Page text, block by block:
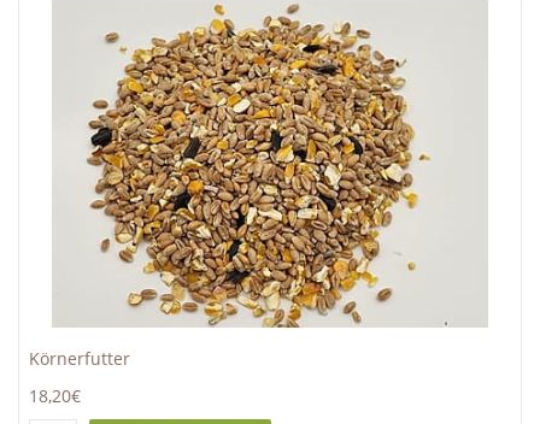
Körnerfutter
18,20€